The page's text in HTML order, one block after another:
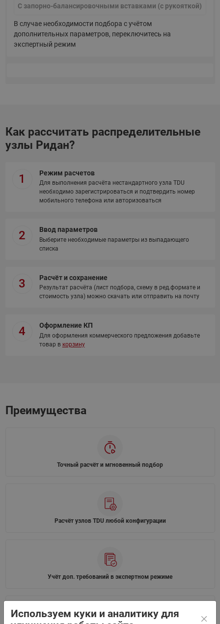
С запорно-балансировочными вставками (с рукояткой)
В случае необходимости подбора с учётом
дополнительных параметров, переключитесь на
экспертный режим
Как рассчитать распределительные
узлы Ридан?
1 Режим расчетов
Для выполнения расчёта нестандартного узла TDU
необходимо зарегистрироваться и подтвердить номер
мобильного телефона или авторизоваться
2 Ввод параметров
Выберите необходимые параметры из выпадающего
списка
3 Расчёт и сохранение
Результат расчёта (лист подбора, схему в ред.формате и
стоимость узла) можно скачать или отправить на почту
4 Оформление КП
Для оформления коммерческого предложения добавьте
товар в корзину
Преимущества
Точный расчёт и мгновенный подбор
Расчёт узлов TDU любой конфигурации
Учёт доп. требований в экспертном режиме
Используем куки и аналитику для